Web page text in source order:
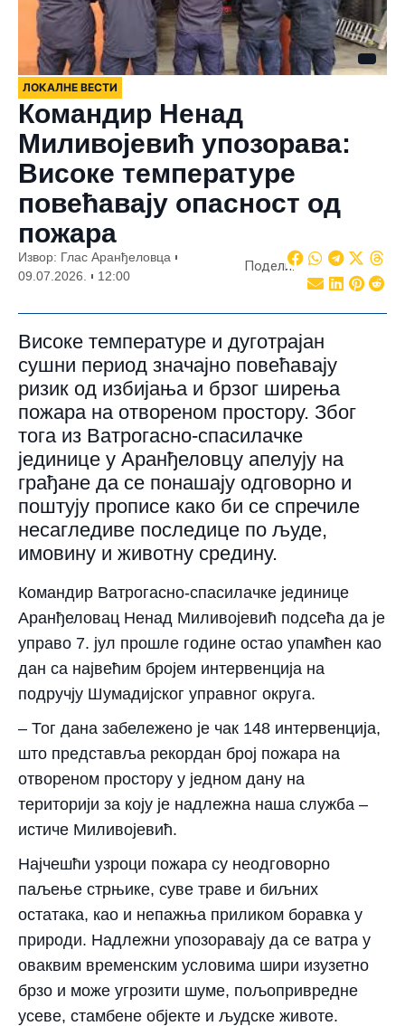
ЛОКАЛНЕ ВЕСТИ
Командир Ненад
Миливојевић упозорава:
Високе температуре
повећавају опасност од
пожара
Извор: Глас Аранђеловца
09.07.2026.
12:00
Подели:
Високе температуре и дуготрајан
сушни период значајно повећавају
ризик од избијања и брзог ширења
пожара на отвореном простору. Због
тога из Ватрогасно-спасилачке
јединице у Аранђеловцу апелују на
грађане да се понашају одговорно и
поштују прописе како би се спречиле
несагледиве последице по људе,
имовину и животну средину.
Командир Ватрогасно-спасилачке јединице
Аранђеловац Ненад Миливојевић подсећа да је
управо 7. јул прошле године остао упамћен као
дан са највећим бројем интервенција на
подручју Шумадијског управног округа.
– Тог дана забележено је чак 148 интервенција,
што представља рекордан број пожара на
отвореном простору у једном дану на
територији за коју је надлежна наша служба –
истиче Миливојевић.
Најчешћи узроци пожара су неодговорно
паљење стрњике, суве траве и биљних
остатака, као и непажња приликом боравка у
природи. Надлежни упозоравају да се ватра у
оваквим временским условима шири изузетно
брзо и може угрозити шуме, пољопривредне
усеве, стамбене објекте и људске животе.